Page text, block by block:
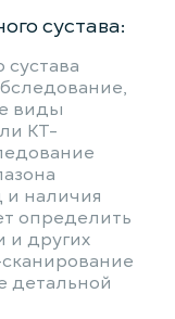
сустава:
сустава
виды
КТ-
наличия
определить
и других
детальной